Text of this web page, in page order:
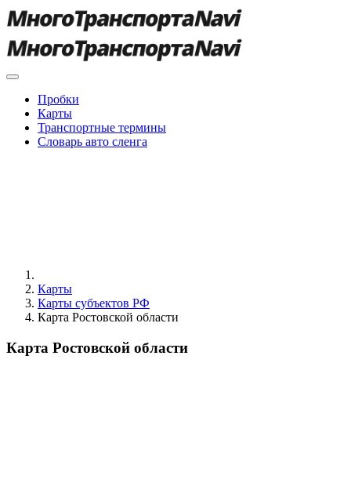
Пробки
Карты
Транспортные термины
Словарь авто сленга
Карты
Карты субъектов РФ
Карта Ростовской области
Карта Ростовской области